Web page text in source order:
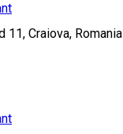
11, Craiova, Romania